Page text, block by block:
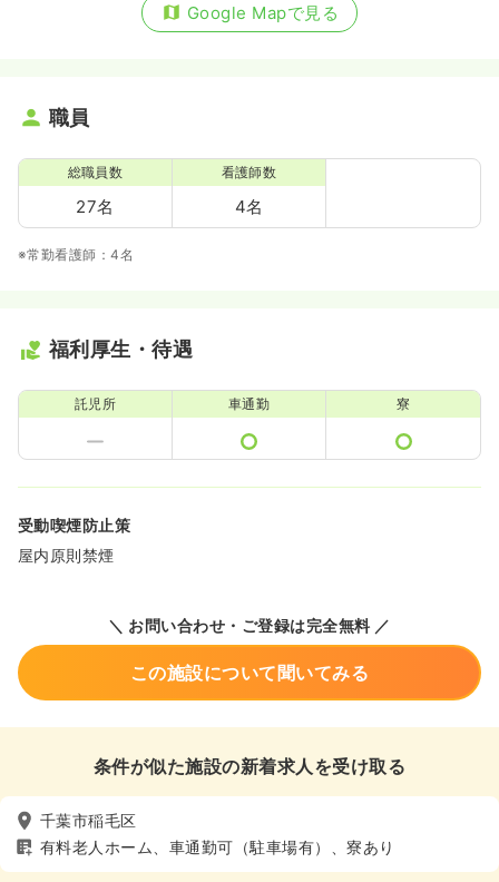
Google Mapで見る
職員
総職員数
27名
看護師数
4名
※常勤看護師：4名
福利厚生・待遇
託児所 車通勤 寮
受動喫煙防止策
屋内原則禁煙
＼ お問い合わせ・ご登録は完全無料 ／
この施設について聞いてみる
条件が似た施設の新着求人を受け取る
千葉市稲毛区
有料老人ホーム、車通勤可（駐車場有）、寮あり